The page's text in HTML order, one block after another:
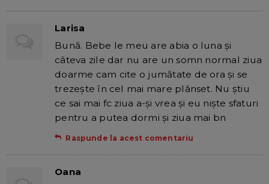
Larisa
Bună. Bebe le meu are abia o luna și
câteva zile dar nu are un somn normal ziua
doarme cam cite o jumătate de ora și se
trezește în cel mai mare plânset. Nu știu
ce sai mai fc ziua a-și vrea și eu niște sfaturi
pentru a putea dormi și ziua mai bn
Raspunde la acest comentariu
Oana